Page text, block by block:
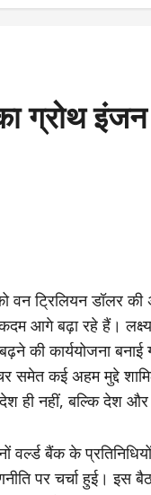
ग्रोथ
वन ट्रिलियन डॉलर
आगे बढ़ा रहे हैं।
की कार्ययोजना
समेत कई अहम मुद्दे
ही नहीं, बल्कि देश और
वर्ल्ड बैंक के
पर चर्चा हुई। इस